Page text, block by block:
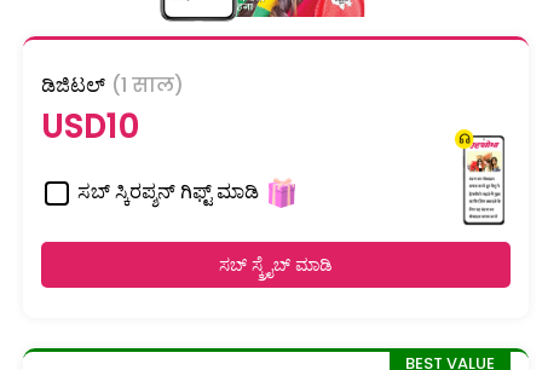
ಡಿಜಿಟಲ್ (1 साल)
USD10
ಸಬ್ ಸ್ಕಿರಪ್ಶನ್ ಗಿಫ್ಟ್ ಮಾಡಿ
ಸಬ್ ಸ್ಕ್ರೈಬ್ ಮಾಡಿ